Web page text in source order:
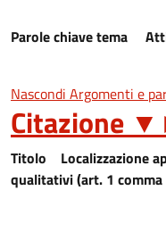
Parole chiave tema
Nascondi Argomenti e
Citazione ▼
Titolo Localizzazione
qualitativi (art. 1